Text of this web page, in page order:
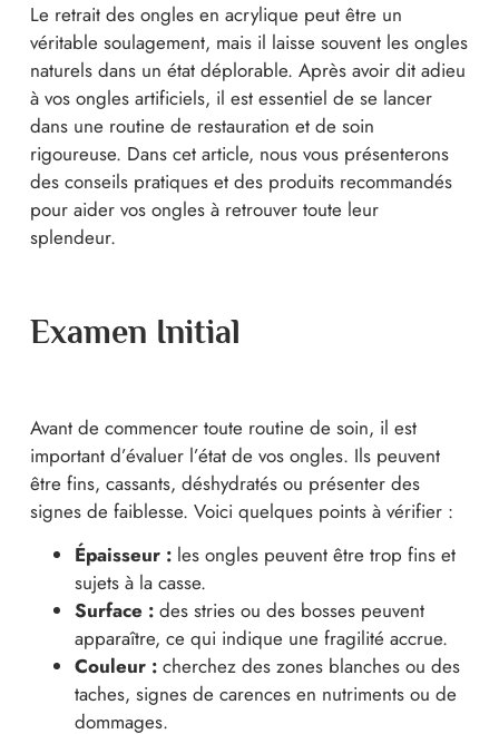
Le retrait des ongles en acrylique peut être un
véritable soulagement, mais il laisse souvent les ongles
naturels dans un état déplorable. Après avoir dit adieu
à vos ongles artificiels, il est essentiel de se lancer
dans une routine de restauration et de soin
rigoureuse. Dans cet article, nous vous présenterons
des conseils pratiques et des produits recommandés
pour aider vos ongles à retrouver toute leur
splendeur.
Examen Initial
Avant de commencer toute routine de soin, il est
important d’évaluer l’état de vos ongles. Ils peuvent
être fins, cassants, déshydratés ou présenter des
signes de faiblesse. Voici quelques points à vérifier :
Épaisseur : les ongles peuvent être trop fins et
sujets à la casse.
Surface : des stries ou des bosses peuvent
apparaître, ce qui indique une fragilité accrue.
Couleur : cherchez des zones blanches ou des
taches, signes de carences en nutriments ou de
dommages.